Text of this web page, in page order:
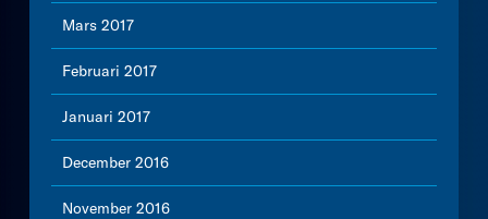
Mars 2017
Februari 2017
Januari 2017
December 2016
November 2016